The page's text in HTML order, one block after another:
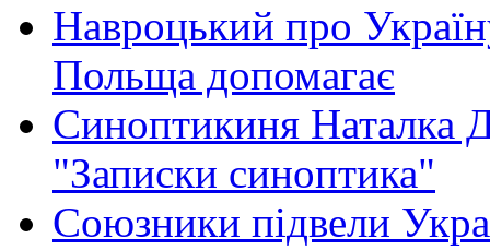
Навроцький про
Польща допомагає
Синоптикиня Наталка
"Записки синоптика"
Союзники підвели